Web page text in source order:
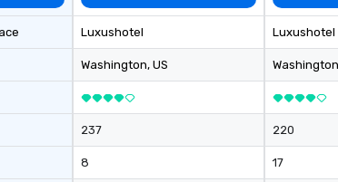
Luxushotel
Washington, US
237
8
Luxushotel
Washington
220
17